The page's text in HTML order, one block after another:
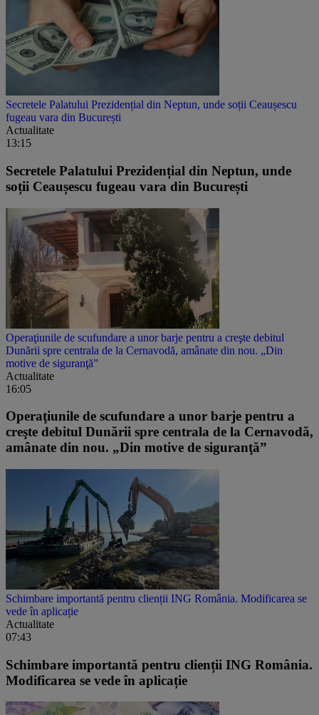
Secretele Palatului Prezidențial din Neptun, unde soții Ceaușescu
fugeau vara din București
Actualitate
13:15
Secretele Palatului Prezidențial din Neptun, unde
soții Ceaușescu fugeau vara din București
Operaţiunile de scufundare a unor barje pentru a creşte debitul
Dunării spre centrala de la Cernavodă, amânate din nou. „Din
motive de siguranţă”
Actualitate
16:05
Operaţiunile de scufundare a unor barje pentru a
creşte debitul Dunării spre centrala de la Cernavodă,
amânate din nou. „Din motive de siguranţă”
Schimbare importantă pentru clienții ING România. Modificarea se
vede în aplicație
Actualitate
07:43
Schimbare importantă pentru clienții ING România.
Modificarea se vede în aplicație